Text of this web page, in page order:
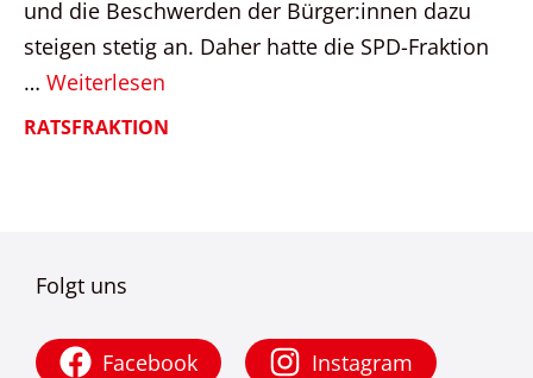
und die Beschwerden der Bürger:innen dazu
steigen stetig an. Daher hatte die SPD-Fraktion
… Weiterlesen
RATSFRAKTION
Folgt uns
Facebook Instagram